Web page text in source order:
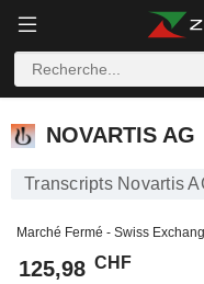
NOVARTIS AG
NOVARTIS AG
Transcripts Novartis
Marché Fermé - Swiss
125,98 CHF